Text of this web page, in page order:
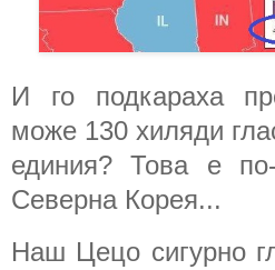
И го подкараха
може 130 хиляди
единия? Това е
Северна Корея...
Наш Цецо сигурно